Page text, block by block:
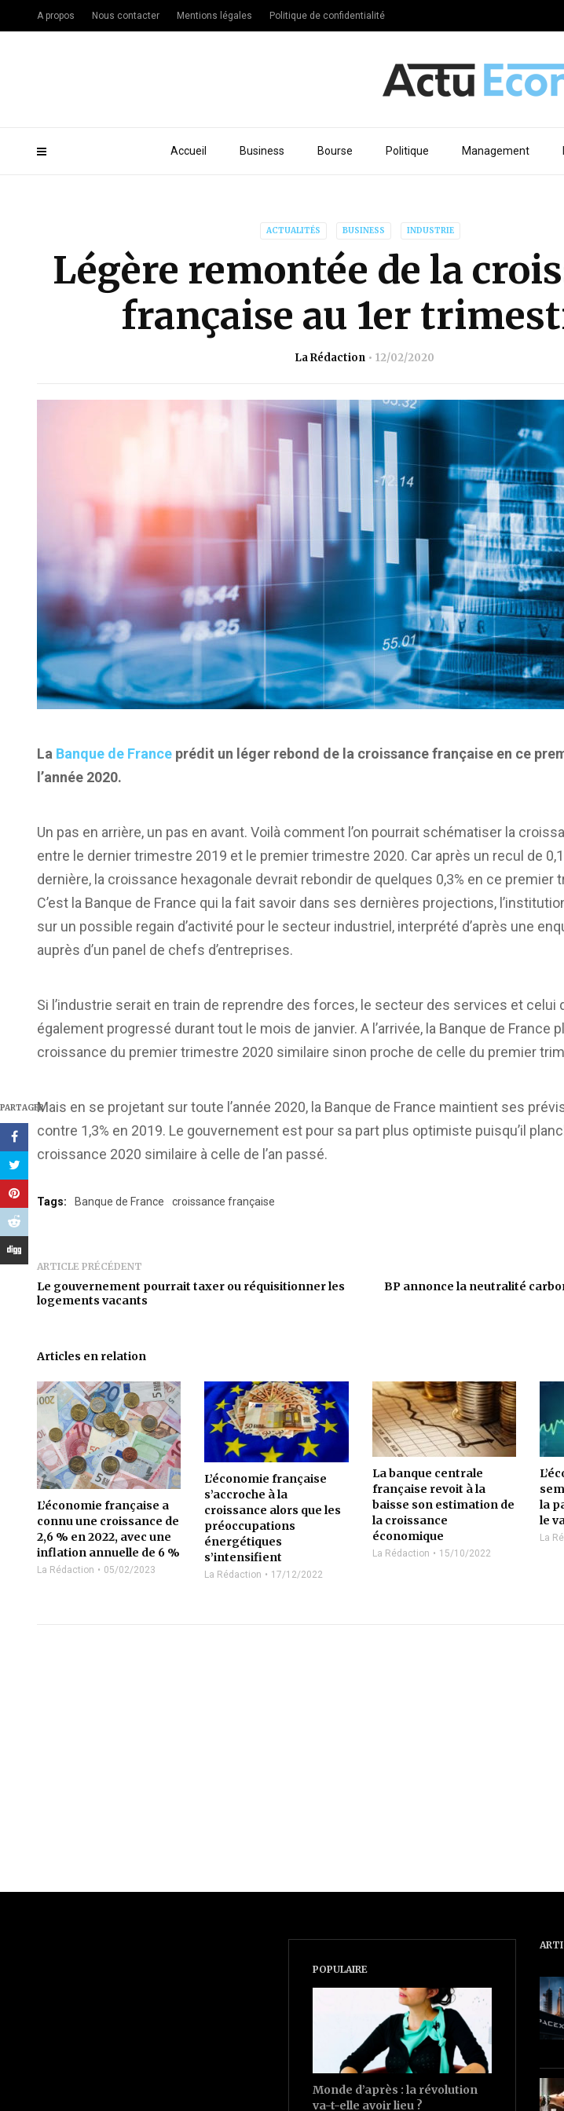
Accueil Business Bourse Politique Management
A propos Nous contacter Mentions légales Politique de confidentialité
ACTUALITÉS BUSINESS INDUSTRIE
Légère remontée de la
française au 1er
La Rédaction 12/02/2020
PARTAGER
La Banque de France prédit un léger rebond de la croissance française en ce
l’année 2020.
Un pas en arrière, un pas en avant. Voilà comment l’on pourrait schématiser la
entre le dernier trimestre 2019 et le premier trimestre 2020. Car après un recul de
dernière, la croissance hexagonale devrait rebondir de quelques 0,3% en ce premier
C’est la Banque de France qui la fait savoir dans ses dernières projections,
sur un possible regain d’activité pour le secteur industriel, interprété d’après une
auprès d’un panel de chefs d’entreprises.
Si l’industrie serait en train de reprendre des forces, le secteur des services et celui
également progressé durant tout le mois de janvier. A l’arrivée, la Banque de France
croissance du premier trimestre 2020 similaire sinon proche de celle du premier
Mais en se projetant sur toute l’année 2020, la Banque de France maintient ses
contre 1,3% en 2019. Le gouvernement est pour sa part plus optimiste puisqu’il
croissance 2020 similaire à celle de l’an passé.
Tags: Banque de France croissance française
ARTICLE PRÉCÉDENT
Le gouvernement pourrait taxer ou réquisitionner les
logements vacants
BP annonce la neutralité
Articles en relation
L’économie française a
connu une croissance de
2,6 % en 2022, avec une
inflation annuelle de 6 %
La Rédaction 05/02/2023
L’économie française
s’accroche à la
croissance alors que les
préoccupations
énergétiques
s’intensifient
La Rédaction 17/12/2022
La banque centrale
française revoit à la
baisse son estimation de
la croissance
économique
La Rédaction 15/10/2022
la
le
La
POPULAIRE
Monde d’après : la révolution
va-t-elle avoir lieu ?